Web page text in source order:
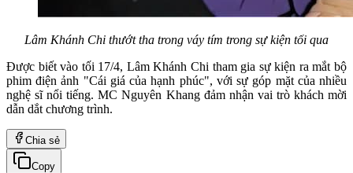
Lâm Khánh Chi thướt tha trong váy tím trong sự kiện tối qua
Được biết vào tối 17/4, Lâm Khánh Chi tham gia sự kiện ra mắt bộ
phim điện ảnh "Cái giá của hạnh phúc", với sự góp mặt của nhiều
nghệ sĩ nổi tiếng. MC Nguyên Khang đảm nhận vai trò khách mời
dẫn dắt chương trình.
Chia sẻ
Copy